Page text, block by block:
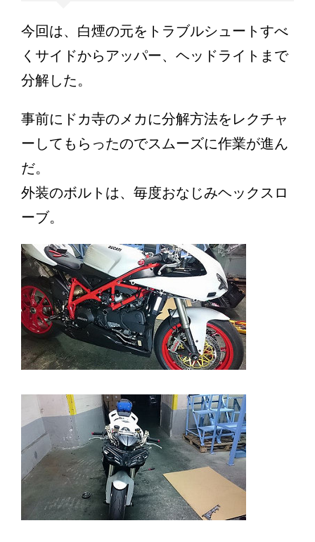
今回は、白煙の元をトラブルシュートすべ
くサイドからアッパー、ヘッドライトまで
分解した。
事前にドカ寺のメカに分解方法をレクチャ
ーしてもらったのでスムーズに作業が進ん
だ。
外装のボルトは、毎度おなじみヘックスロ
ーブ。